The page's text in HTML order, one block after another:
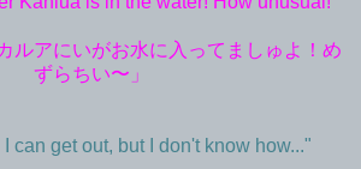
ルアにいがお水に入ってましゅよ！め
ずらちい〜」
can get out, but I don't know how..."